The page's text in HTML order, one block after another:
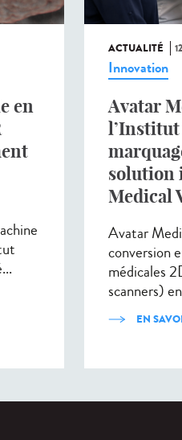
en
ACTUALITÉ
Innovation
Avatar
solution
Medical
Avatar
conversion
médicales
scanners)
EN